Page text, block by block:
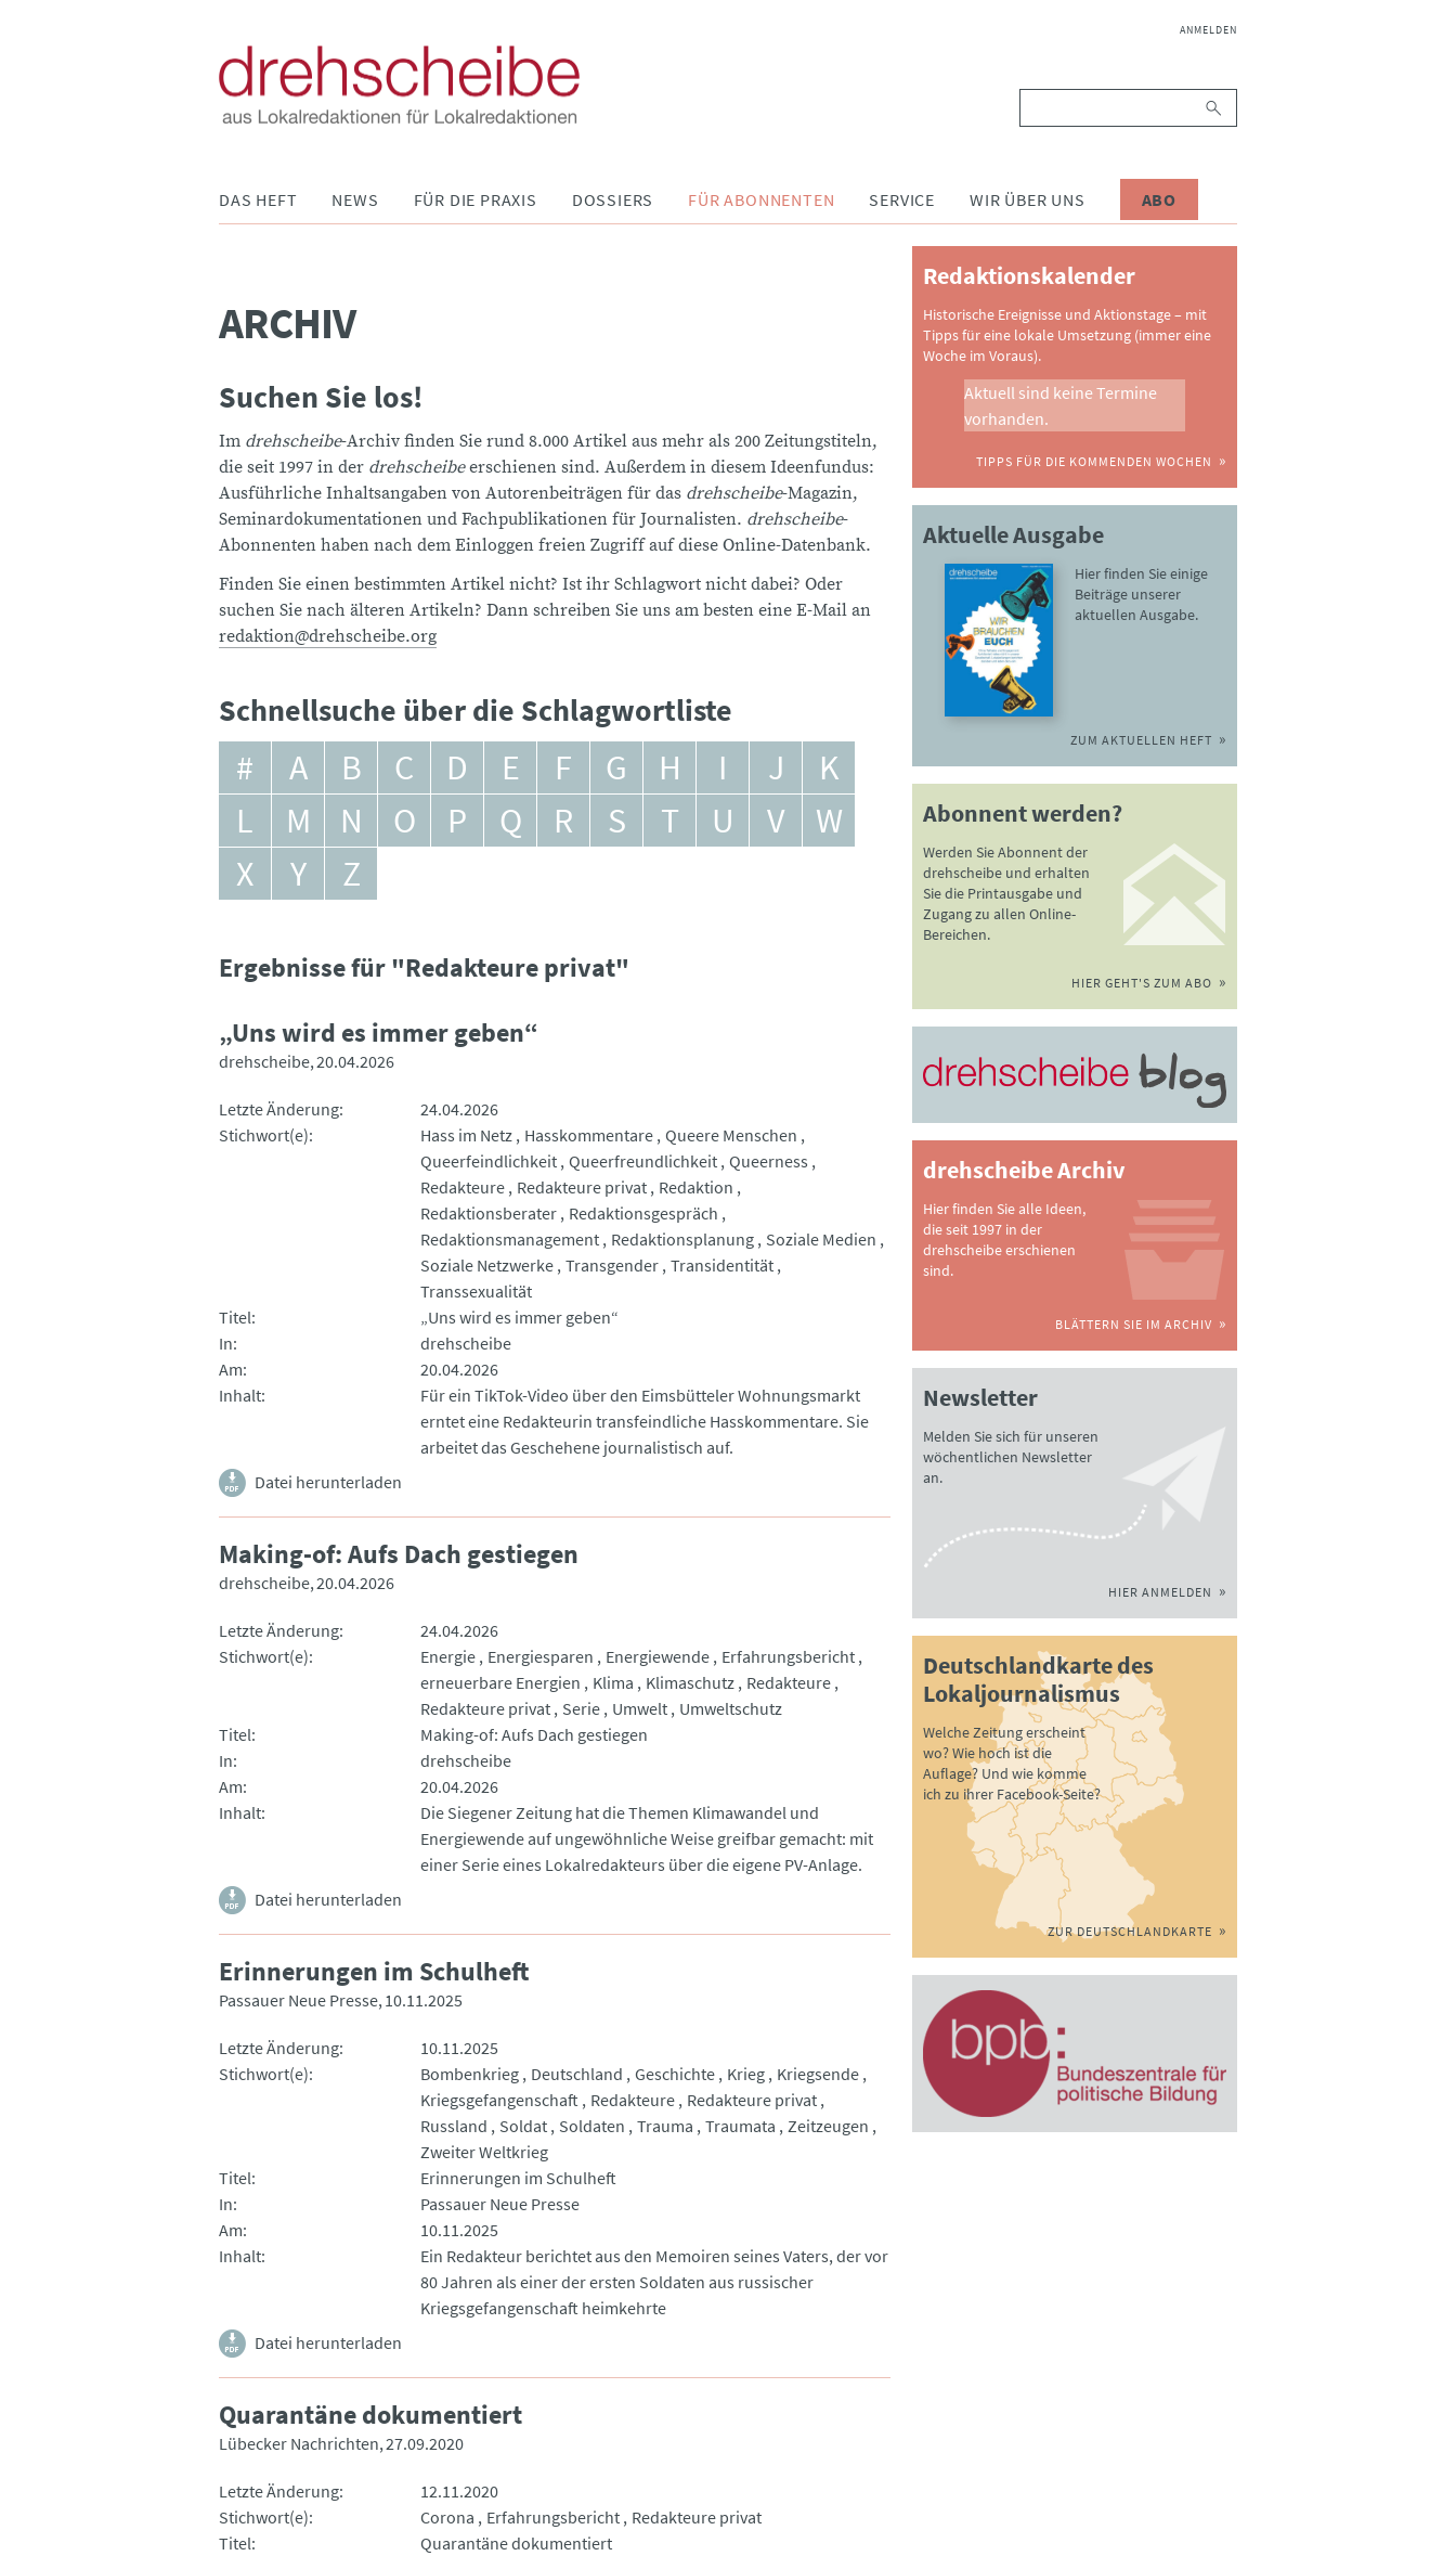
NAVIGATION
ANMELDEN
DAS HEFT NEWS FÜR DIE PRAXIS DOSSIERS FÜR ABONNENTEN SERVICE WIR ÜBER UNS ABO
ARCHIV
Suchen Sie los!
Im drehscheibe-Archiv finden Sie rund 8.000 Artikel aus mehr als 200 Zeitungstiteln,
die seit 1997 in der drehscheibeerschienen sind. Außerdem in diesem Ideenfundus:
Ausführliche Inhaltsangaben von Autorenbeiträgen für das drehscheibe-Magazin,
Seminardokumentationen und Fachpublikationen für Journalisten. drehscheibe-
Abonnenten haben nach dem Einloggen freien Zugriff auf diese Online-Datenbank.
Finden Sie einen bestimmten Artikel nicht? Ist ihr Schlagwort nicht dabei? Oder
suchen Sie nach älteren Artikeln? Dann schreiben Sie uns am besten eine E-Mail an
redaktion@drehscheibe.org
Schnellsuche über die Schlagwortliste
# A B C D E F G H I J
K
L
M N O P Q R S T U V
W
X
Y Z
Ergebnisse für "Redakteure privat"
„Uns wird es immer geben“
drehscheibe 20.04.2026
Letzte Änderung
24.04.2026
Stichwort(e)
Hass im Netz Hasskommentare Queere Menschen
Queerfeindlichkeit Queerfreundlichkeit Queerness
Redakteure
Redakteure privat
Redaktion
Redaktionsberater
Redaktionsgespräch
Redaktionsmanagement
Redaktionsplanung
Soziale Medien
Soziale Netzwerke Transgender Transidentität
Transsexualität
Titel
„Uns wird es immer geben“
In
drehscheibe
Am
20.04.2026
Inhalt
Für ein TikTok-Video über den Eimsbütteler Wohnungsmarkt
erntet eine Redakteurin transfeindliche Hasskommentare. Sie
arbeitet das Geschehene journalistisch auf.
Datei herunterladen
Making-of: Aufs Dach gestiegen
drehscheibe 20.04.2026
Letzte Änderung
24.04.2026
Stichwort(e)
Energie Energiesparen Energiewende
Erfahrungsbericht
erneuerbare Energien
Klima Klimaschutz
Redakteure
Redakteure privat
Serie Umwelt
Umweltschutz
Titel
Making-of: Aufs Dach gestiegen
In
drehscheibe
Am
20.04.2026
Inhalt
Die Siegener Zeitung hat die Themen Klimawandel und
Energiewende auf ungewöhnliche Weise greifbar gemacht: mit
einer Serie eines Lokalredakteurs über die eigene PV-Anlage.
Datei herunterladen
Erinnerungen im Schulheft
Passauer Neue Presse 10.11.2025
Letzte Änderung
10.11.2025
Stichwort(e)
Bombenkrieg Deutschland Geschichte Krieg
Kriegsende
Kriegsgefangenschaft
Redakteure
Redakteure privat
Russland
Soldat Soldaten Trauma Traumata
Zeitzeugen
Zweiter Weltkrieg
Titel
Erinnerungen im Schulheft
In
Passauer Neue Presse
Am
10.11.2025
Inhalt
Ein Redakteur berichtet aus den Memoiren seines Vaters, der vor
80 Jahren als einer der ersten Soldaten aus russischer
Kriegsgefangenschaft heimkehrte
Datei herunterladen
Quarantäne dokumentiert
Lübecker Nachrichten 27.09.2020
Letzte Änderung
12.11.2020
Stichwort(e)
Corona Erfahrungsbericht
Redakteure privat
Titel
Quarantäne dokumentiert
Redaktionskalender
Historische Ereignisse und Aktionstage – mit
Tipps für eine lokale Umsetzung (immer eine
Woche im Voraus).
Aktuell sind keine Termine
vorhanden.
TIPPS FÜR DIE KOMMENDEN WOCHEN
Aktuelle Ausgabe
Hier finden Sie einige
Beiträge unserer
aktuellen Ausgabe.
ZUM AKTUELLEN HEFT
Abonnent werden?
Werden Sie Abonnent der
drehscheibe und erhalten
Sie die Printausgabe und
Zugang zu allen Online-
Bereichen.
HIER GEHT'S ZUM ABO
drehscheibe Archiv
Hier finden Sie alle Ideen,
die seit 1997 in der
drehscheibe erschienen
sind.
BLÄTTERN SIE IM ARCHIV
Newsletter
Melden Sie sich für unseren
wöchentlichen Newsletter
an.
HIER ANMELDEN
Deutschlandkarte des
Lokaljournalismus
Welche Zeitung erscheint
wo? Wie hoch ist die
Auflage? Und wie komme
ich zu ihrer Facebook-Seite?
ZUR DEUTSCHLANDKARTE